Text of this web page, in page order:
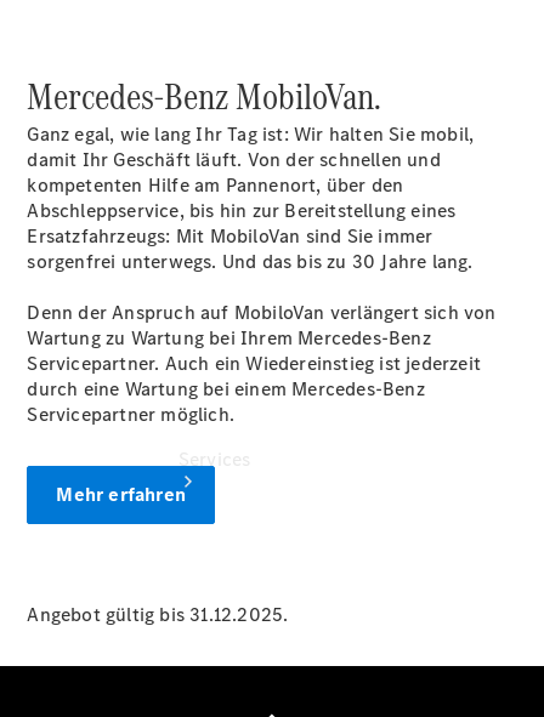
Übersicht
Gebrauchtwagensuche
Junge
Sterne
Digitale
Extras
Mercedes-Benz MobiloVan.
Ganz egal, wie lang Ihr Tag ist: Wir halten Sie mobil,
damit Ihr Geschäft läuft. Von der schnellen und
kompetenten Hilfe am Pannenort, über den
Abschleppservice, bis hin zur Bereitstellung eines
Ersatzfahrzeugs: Mit MobiloVan sind Sie immer
sorgenfrei unterwegs. Und das bis zu 30 Jahre lang.
Denn der Anspruch auf MobiloVan verlängert sich von
Wartung zu Wartung bei Ihrem Mercedes-Benz
Servicepartner. Auch ein Wiedereinstieg ist jederzeit
durch eine Wartung bei einem Mercedes-Benz
Servicepartner möglich.
Mehr erfahren
Angebot gültig bis 31.12.2025.